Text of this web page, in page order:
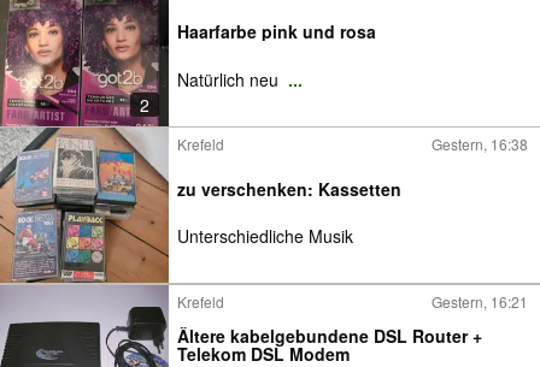
2
Haarfarbe pink und rosa
Natürlich neu ...
Krefeld Gestern, 16:38
zu verschenken: Kassetten
Unterschiedliche Musik
Krefeld Gestern, 16:21
Ältere kabelgebundene DSL Router +
Telekom DSL Modem